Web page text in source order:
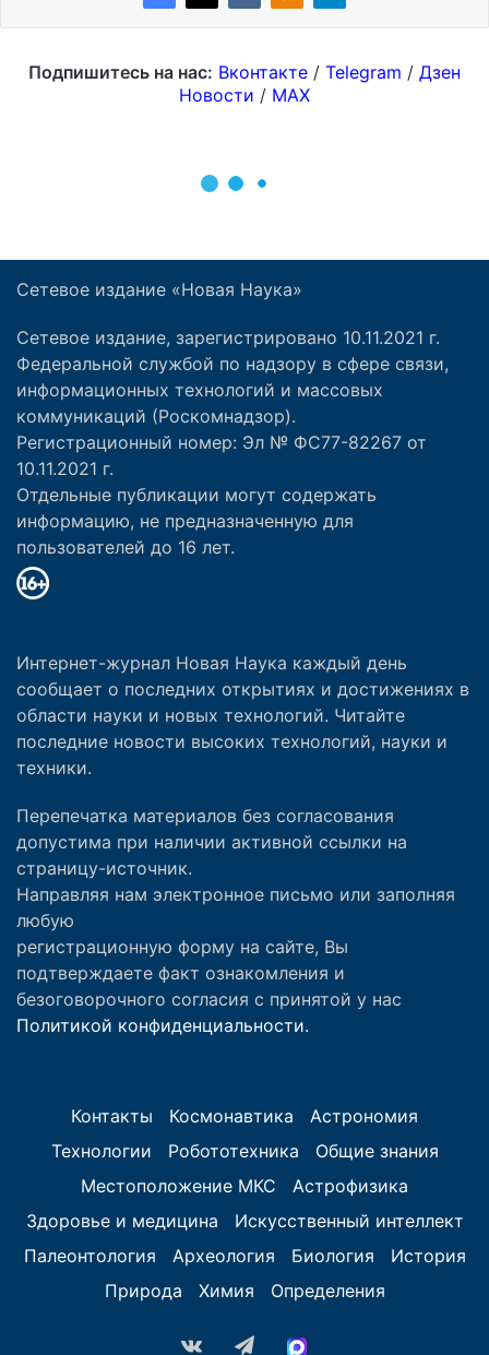
Сетевое издание «Новая Наука»
Сетевое издание, зарегистрировано 10.11.2021 г.
Федеральной службой по надзору в сфере связи,
информационных технологий и массовых
коммуникаций (Роскомнадзор).
Регистрационный номер: Эл № ФС77-82267 от
10.11.2021 г.
Отдельные публикации могут содержать
информацию, не предназначенную для
пользователей до 16 лет.
Интернет-журнал Новая Наука каждый день
сообщает о последних открытиях и достижениях в
области науки и новых технологий. Читайте
последние новости высоких технологий, науки и
техники.
Перепечатка материалов без согласования
допустима при наличии активной ссылки на
страницу-источник.
Направляя нам электронное письмо или заполняя
любую
регистрационную форму на сайте, Вы
подтверждаете факт ознакомления и
безоговорочного согласия с принятой у нас
Политикой конфиденциальности.
Контакты Космонавтика
Астрономия
Технологии
Робототехника
Общие знания
Местоположение МКС
Астрофизика
Здоровье и медицина
Искусственный интеллект
Палеонтология
Археология Биология
История
Природа
Химия Определения
vk.com Telegram